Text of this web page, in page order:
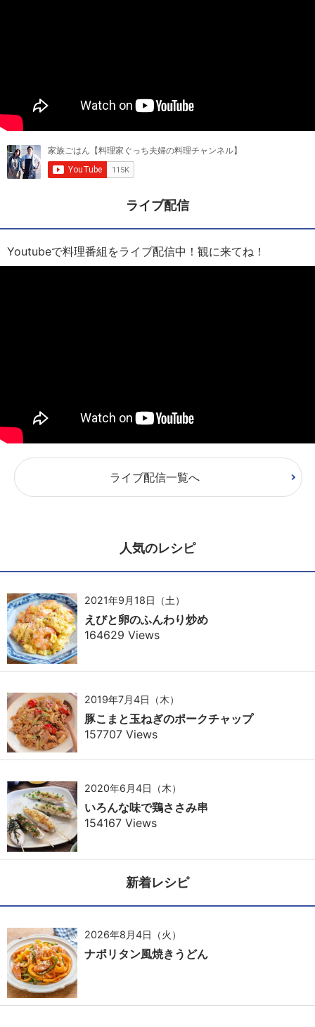
ライブ配信
Youtubeで料理番組をライブ配信中！観に来てね！
ライブ配信一覧へ
人気のレシピ
2021年9月18日（土）
えびと卵のふんわり炒め
164629 Views
2019年7月4日（木）
豚こまと玉ねぎのポークチャップ
157707 Views
2020年6月4日（木）
いろんな味で鶏ささみ串
154167 Views
新着レシピ
2026年8月4日（火）
ナポリタン風焼きうどん